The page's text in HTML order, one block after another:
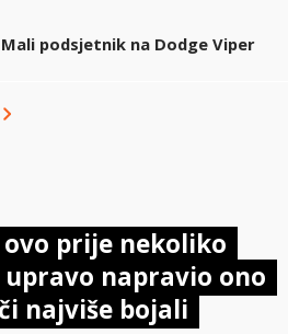
Mali podsjetnik na Dodge Viper
prije nekoliko
upravo napravio ono
najviše bojali